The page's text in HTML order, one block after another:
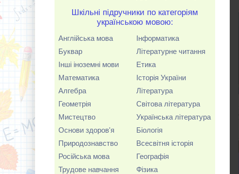
Шкільні підручники по категоріям
українською мовою:
Англійська мова
Буквар
Інші іноземні мови
Математика
Алгебра
Геометрія
Мистецтво
Основи здоров'я
Природознавство
Російська мова
Трудове навчання
Інформатика
Літературне читання
Етика
Історія України
Література
Світова література
Українська література
Біологія
Всесвітня історія
Географія
Фізика